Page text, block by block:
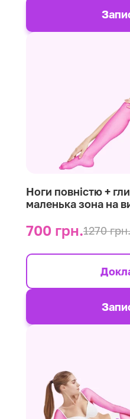
Ноги повністю +
маленька зона на
700 грн.1270 грн.